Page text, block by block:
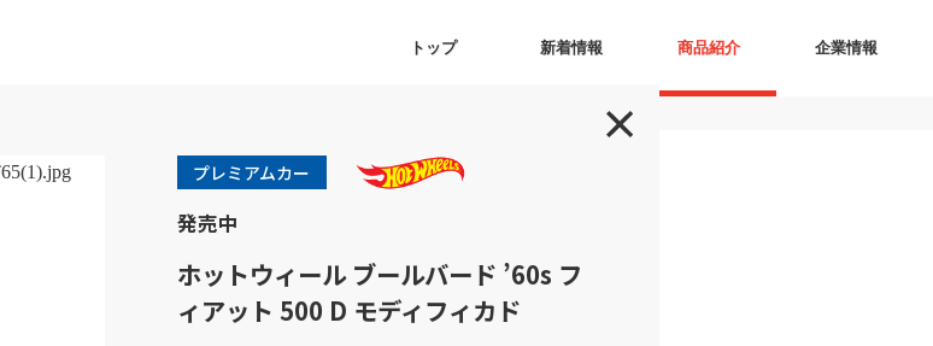
トップ 新着情報 商品紹介 企業情報
プレミアムカー
発売中
ホットウィール ブールバード ’60s フ
ィアット 500 D モディフィカド